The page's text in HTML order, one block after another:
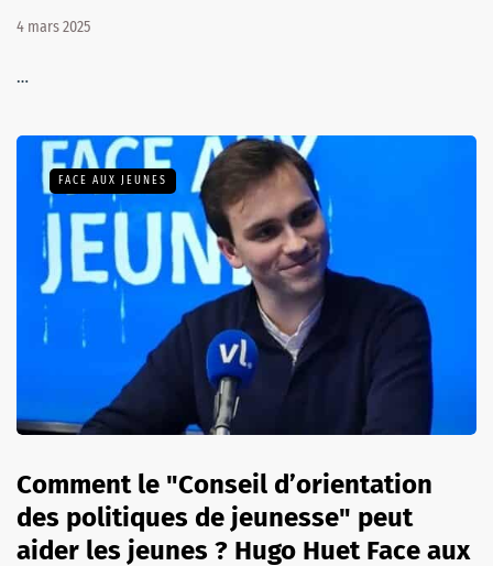
4 mars 2025
…
FACE AUX JEUNES
Comment le "Conseil d’orientation
des politiques de jeunesse" peut
aider les jeunes ? Hugo Huet Face aux